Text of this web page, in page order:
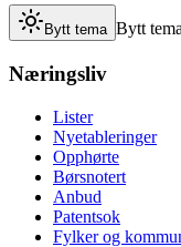
Bytt tema Bytt tema
Næringsliv
Lister
Nyetableringer
Opphørte
Børsnotert
Anbud
Patentsok
Fylker og